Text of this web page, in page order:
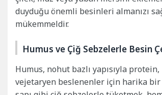
duyduğu önemli besinleri almanızı
mükemmeldir.
Humus ve Çiğ Sebzelerle Besin
Humus, nohut bazlı yapısıyla
vejetaryen beslenenler için harika bir